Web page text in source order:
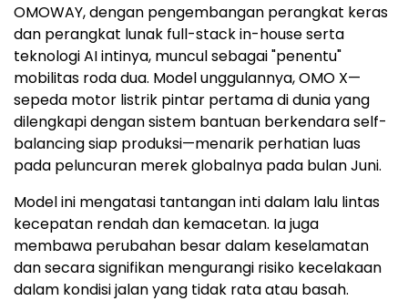
OMOWAY, dengan pengembangan perangkat keras
dan perangkat lunak full-stack in-house serta
teknologi AI intinya, muncul sebagai "penentu"
mobilitas roda dua. Model unggulannya, OMO X—
sepeda motor listrik pintar pertama di dunia yang
dilengkapi dengan sistem bantuan berkendara self-
balancing siap produksi—menarik perhatian luas
pada peluncuran merek globalnya pada bulan Juni.
Model ini mengatasi tantangan inti dalam lalu lintas
kecepatan rendah dan kemacetan. Ia juga
membawa perubahan besar dalam keselamatan
dan secara signifikan mengurangi risiko kecelakaan
dalam kondisi jalan yang tidak rata atau basah.